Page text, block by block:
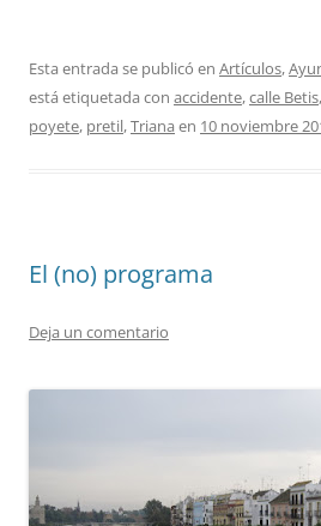
Esta entrada se publicó en Artículos,
está etiquetada con accidente,calle Betis,
poyete, pretil,Triana en 10 noviembre
El (no) programa
Deja un comentario